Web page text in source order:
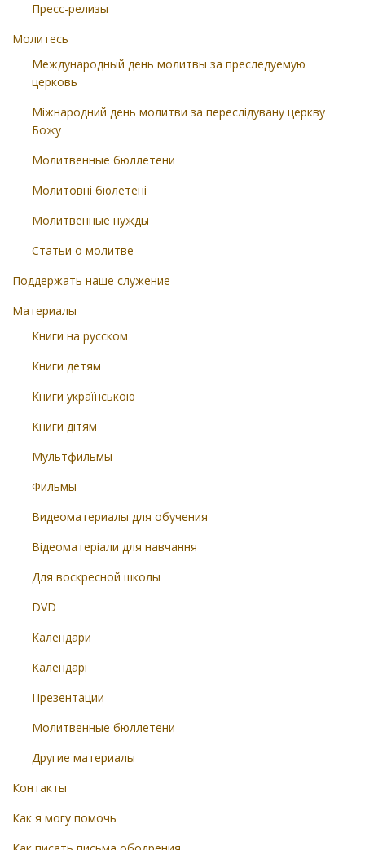
Пресс-релизы
Молитесь
Международный день молитвы за преследуемую
церковь
Міжнародний день молитви за переслідувану церкву
Божу
Молитвенные бюллетени
Молитовні бюлетені
Молитвенные нужды
Статьи о молитве
Поддержать наше служение
Материалы
Книги на русском
Книги детям
Книги українською
Книги дітям
Мультфильмы
Фильмы
Видеоматериалы для обучения
Відеоматеріали для навчання
Для воскресной школы
DVD
Календари
Календарі
Презентации
Молитвенные бюллетени
Другие материалы
Контакты
Как я могу помочь